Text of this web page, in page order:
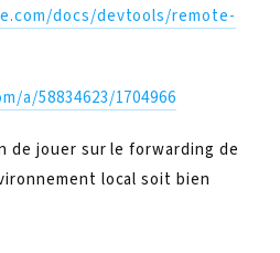
docs/devtools/remote-
a/58834623/1704966
de jouer sur le forwarding de
local soit bien